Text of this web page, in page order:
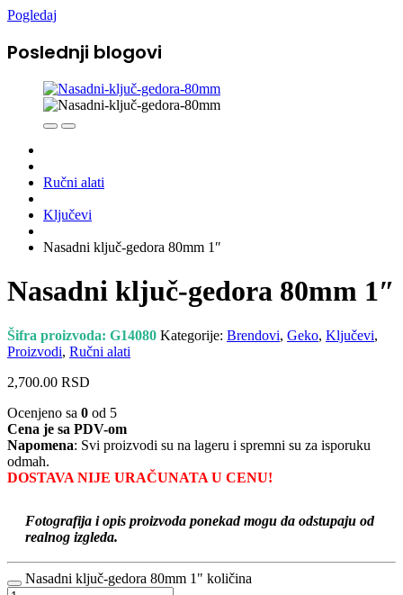
Pogledaj
Poslednji blogovi
Ručni alati
Ključevi
Nasadni ključ-gedora 80mm 1″
Nasadni ključ-gedora 80mm 1″
Šifra proizvoda: G14080 Kategorije: Brendovi, Geko, Ključevi,
Proizvodi, Ručni alati
2,700.00 RSD
Ocenjeno sa 0 od 5
Cena je sa PDV-om
Napomena: Svi proizvodi su na lageru i spremni su za isporuku
odmah.
DOSTAVA NIJE URAČUNATA U CENU!
Fotografija i opis proizvoda ponekad mogu da odstupaju od
realnog izgleda.
Nasadni ključ-gedora 80mm 1" količina